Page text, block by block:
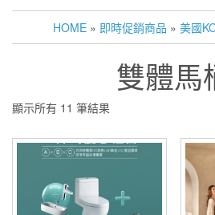
HOME » 即時促銷商品 » 美國
雙體馬
顯示所有 11 筆結果